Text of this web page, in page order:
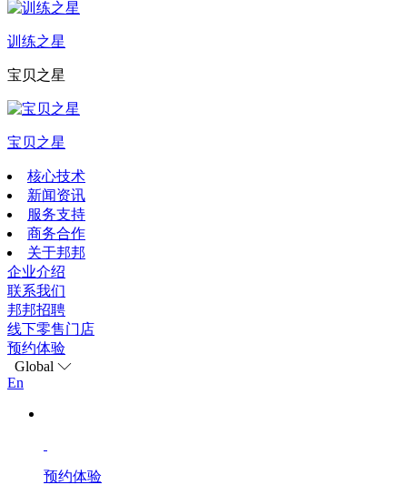
训练之星
宝贝之星
宝贝之星
核心技术
新闻资讯
服务支持
商务合作
关于邦邦
企业介绍
联系我们
邦邦招聘
线下零售门店
预约体验
Global
En
预约体验